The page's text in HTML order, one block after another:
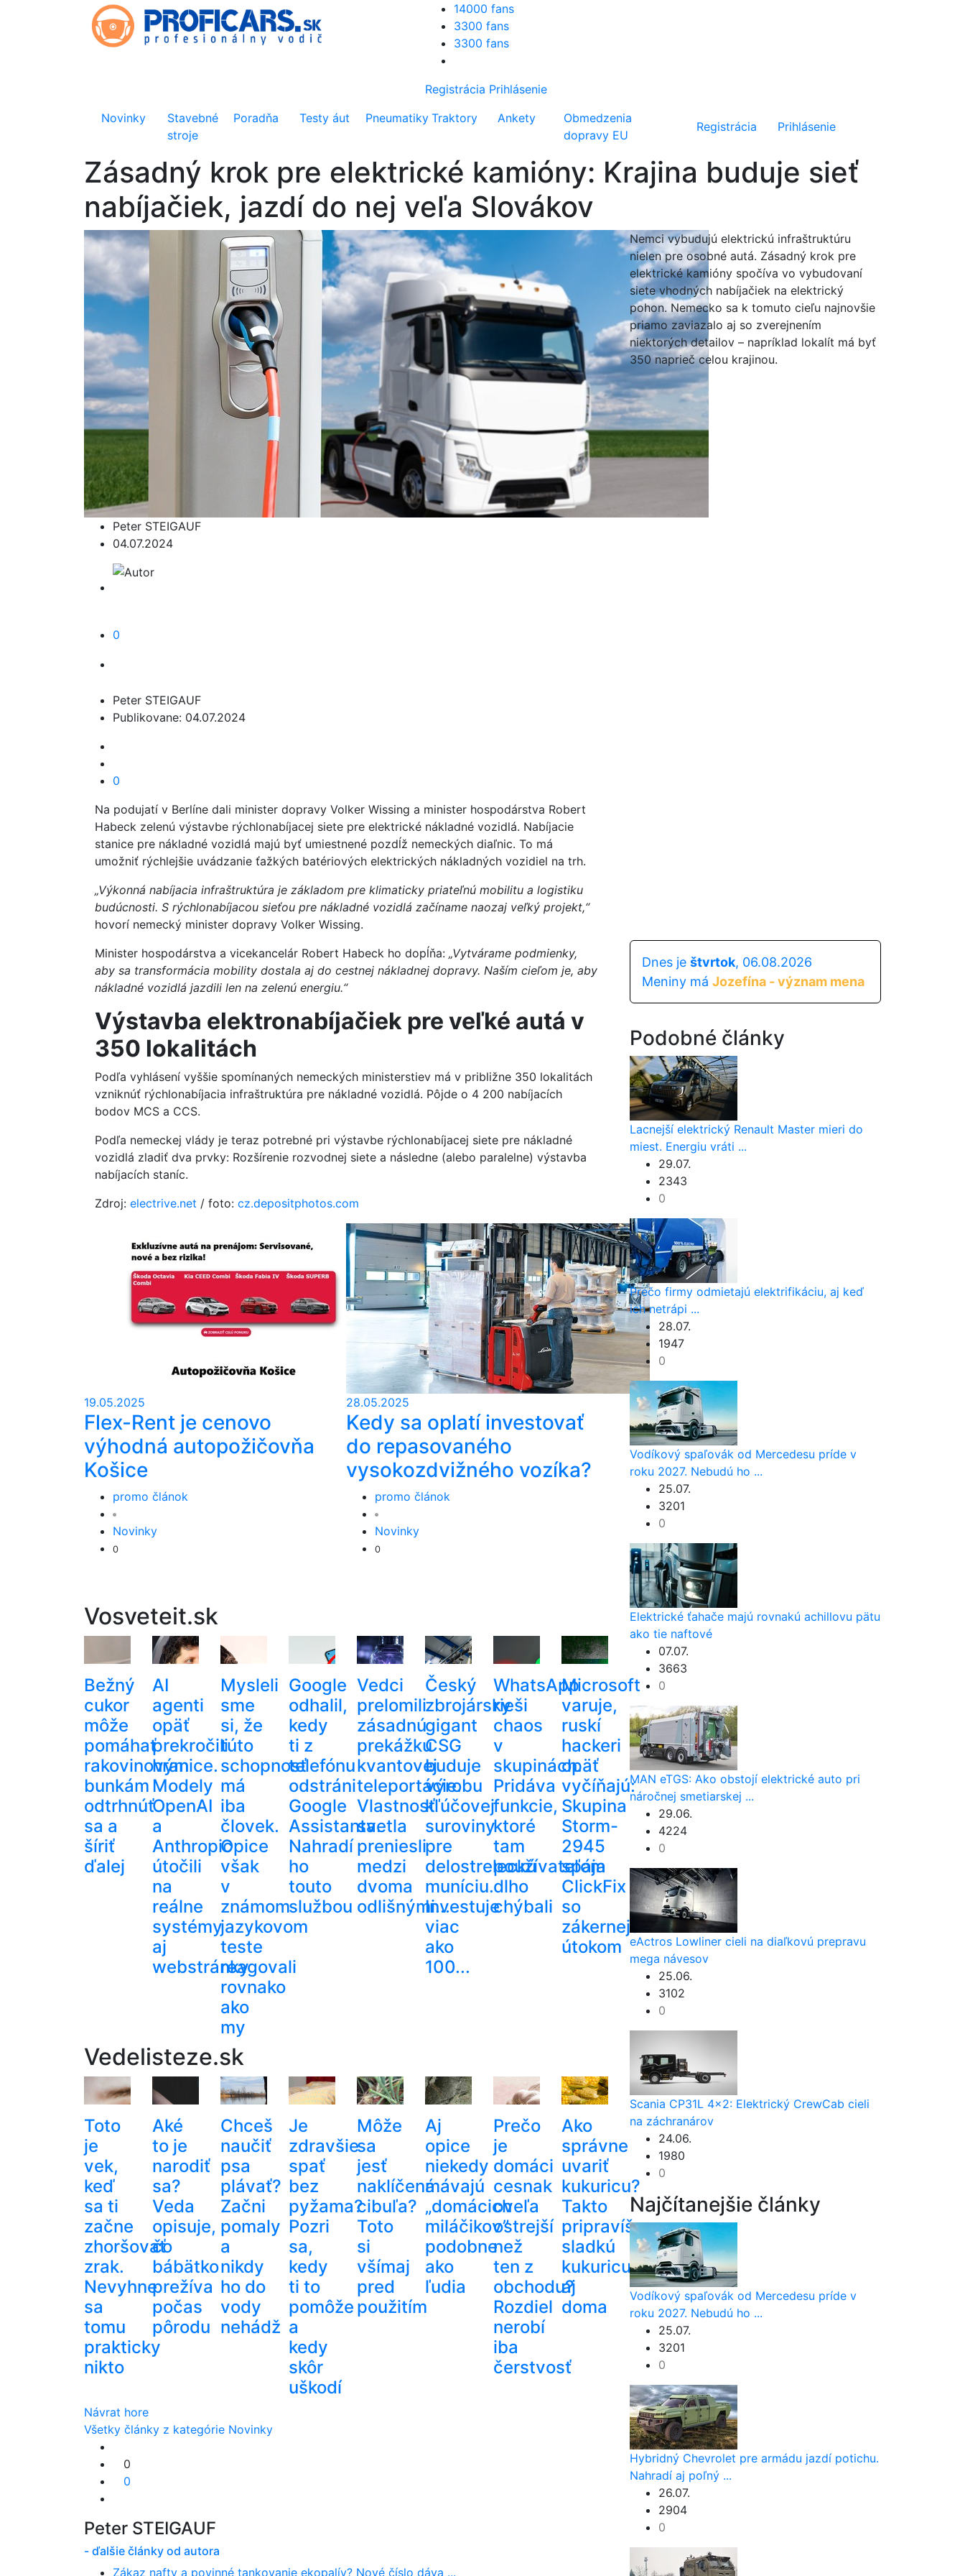
14000 fans
3300 fans
3300 fans
Registrácia Prihlásenie
Novinky
Stavebné
stroje
Poradňa Testy áut Pneumatiky Traktory Ankety
Obmedzenia
dopravy EU
Registrácia Prihlásenie
Zásadný krok pre elektrické kamióny: Krajina buduje sieť
nabíjačiek, jazdí do nej veľa Slovákov
Peter STEIGAUF
04.07.2024
0
Nemci vybudujú elektrickú infraštruktúru
nielen pre osobné autá. Zásadný krok pre
elektrické kamióny spočíva vo vybudovaní
siete vhodných nabíjačiek na elektrický
pohon. Nemecko sa k tomuto cieľu najnovšie
priamo zaviazalo aj so zverejnením
niektorých detailov – napríklad lokalít má byť
350 naprieč celou krajinou.
Peter STEIGAUF
Publikovane: 04.07.2024
0
Na podujatí v Berlíne dali minister dopravy Volker Wissing a minister hospodárstva Robert
Habeck zelenú výstavbe rýchlonabíjacej siete pre elektrické nákladné vozidlá. Nabíjacie
stanice pre nákladné vozidlá majú byť umiestnené pozdĺž nemeckých diaľnic. To má
umožniť rýchlejšie uvádzanie ťažkých batériových elektrických nákladných vozidiel na trh.
„Výkonná nabíjacia infraštruktúra je základom pre klimaticky priateľnú mobilitu a logistiku
budúcnosti. S rýchlonabíjacou sieťou pre nákladné vozidlá začíname naozaj veľký projekt,“
hovorí nemecký minister dopravy Volker Wissing.
Minister hospodárstva a vicekancelár Robert Habeck ho dopĺňa: „Vytvárame podmienky,
aby sa transformácia mobility dostala aj do cestnej nákladnej dopravy. Naším cieľom je, aby
nákladné vozidlá jazdili len na zelenú energiu.“
Výstavba elektronabíjačiek pre veľké autá v
350 lokalitách
Podľa vyhlásení vyššie spomínaných nemeckých ministerstiev má v približne 350 lokalitách
vzniknúť rýchlonabíjacia infraštruktúra pre nákladné vozidlá. Pôjde o 4 200 nabíjacích
bodov MCS a CCS.
Podľa nemeckej vlády je teraz potrebné pri výstavbe rýchlonabíjacej siete pre nákladné
vozidlá zladiť dva prvky: Rozšírenie rozvodnej siete a následne (alebo paralelne) výstavba
nabíjacích staníc.
Zdroj: electrive.net / foto: cz.depositphotos.com
19.05.2025
Flex-Rent je cenovo
výhodná autopožičovňa
Košice
promo článok
Novinky
0
28.05.2025
Kedy sa oplatí investovať
do repasovaného
vysokozdvižného vozíka?
promo článok
Novinky
0
Vosveteit.sk
Bežný
cukor
môže
pomáhať
rakovinovým
bunkám
odtrhnúť
sa a
šíriť
ďalej
AI
agenti
opäť
prekročili
hranice.
Modely
OpenAI
a
Anthropic
útočili
na
reálne
systémy
aj
webstránky
Mysleli
sme
si, že
túto
schopnosť
má
iba
človek.
Opice
však
v
známom
jazykovom
teste
reagovali
rovnako
ako
my
Google
odhalil,
kedy
ti z
telefónu
odstráni
Google
Assistanta.
Nahradí
ho
touto
službou
Vedci
prelomili
zásadnú
prekážku
kvantovej
teleportácie.
Vlastnosť
svetla
preniesli
medzi
dvoma
odlišnými...
Český
zbrojársky
gigant
CSG
buduje
výrobu
kľúčovej
suroviny
pre
delostreleckú
muníciu.
Investuje
viac
ako
100...
WhatsApp
rieši
chaos
v
skupinách.
Pridáva
funkcie,
ktoré
tam
používateľom
dlho
chýbali
Microsoft
varuje,
ruskí
hackeri
opäť
vyčíňajú:
Skupina
Storm-
2945
spája
ClickFix
so
zákernejším
útokom
Vedelisteze.sk
Toto
je
vek,
keď
sa ti
začne
zhoršovať
zrak.
Nevyhne
sa
tomu
prakticky
nikto
Aké
to je
narodiť
sa?
Veda
opisuje,
čo
bábätko
prežíva
počas
pôrodu
Chceš
naučiť
psa
plávať?
Začni
pomaly
a
nikdy
ho do
vody
nehádž
Je
zdravšie
spať
bez
pyžama?
Pozri
sa,
kedy
ti to
pomôže
a
kedy
skôr
uškodí
Môže
sa
jesť
naklíčená
cibuľa?
Toto
si
všímaj
pred
použitím
Aj
opice
niekedy
mávajú
„domácich
miláčikov”
podobne
ako
ľudia
Prečo
je
domáci
cesnak
oveľa
ostrejší
než
ten z
obchodu?
Rozdiel
nerobí
iba
čerstvosť
Ako
správne
uvariť
kukuricu?
Takto
pripravíš
sladkú
kukuricu
aj
doma
Návrat hore
Všetky články z kategórie Novinky
0
0
Peter STEIGAUF
- ďalšie články od autora
Zákaz nafty a povinné tankovanie ekopalív? Nové číslo dáva ...
Dnes je štvrtok, 06.08.2026
Meniny má Jozefína - význam mena
Podobné články
Lacnejší elektrický Renault Master mieri do
miest. Energiu vráti ...
29.07.
2343
0
Prečo firmy odmietajú elektrifikáciu, aj keď
ich netrápi ...
28.07.
1947
0
Vodíkový spaľovák od Mercedesu príde v
roku 2027. Nebudú ho ...
25.07.
3201
0
Elektrické ťahače majú rovnakú achillovu pätu
ako tie naftové
07.07.
3663
0
MAN eTGS: Ako obstojí elektrické auto pri
náročnej smetiarskej ...
29.06.
4224
0
eActros Lowliner cieli na diaľkovú prepravu
mega návesov
25.06.
3102
0
Scania CP31L 4x2: Elektrický CrewCab cieli
na záchranárov
24.06.
1980
0
Najčítanejšie články
Vodíkový spaľovák od Mercedesu príde v
roku 2027. Nebudú ho ...
25.07.
3201
0
Hybridný Chevrolet pre armádu jazdí potichu.
Nahradí aj poľný ...
26.07.
2904
0